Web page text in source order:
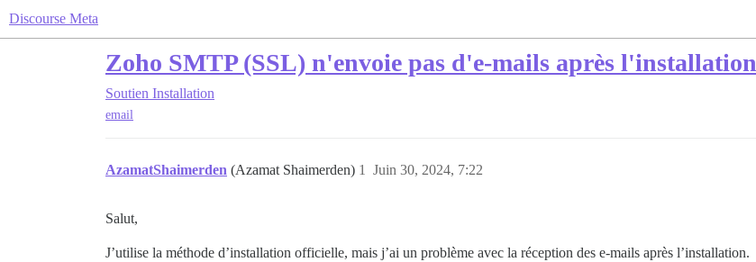
Discourse Meta
Zoho SMTP (SSL) n'envoie pas d'e-mails après l'installation
Soutien Installation
email
AzamatShaimerden (Azamat Shaimerden) Juin 30, 2024, 7:22
1
Salut,
J’utilise la méthode d’installation officielle, mais j’ai un problème avec la réception des e-mails après l’installation.